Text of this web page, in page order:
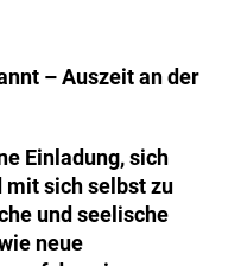
– Auszeit an der
Einladung, sich
mit sich selbst zu
und seelische
neue